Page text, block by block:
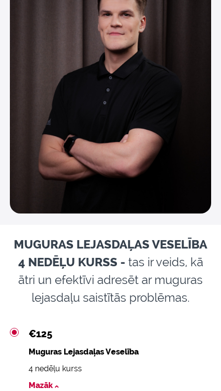
MUGURAS LEJASDAĻAS VESELĪBA
4 NEDĒĻU KURSS - tas ir veids, kā
ātri un efektīvi adresēt ar muguras
lejasdaļu saistītās problēmas.
€125
Muguras Lejasdaļas Veselība
4 nedēļu kurss
Mazāk